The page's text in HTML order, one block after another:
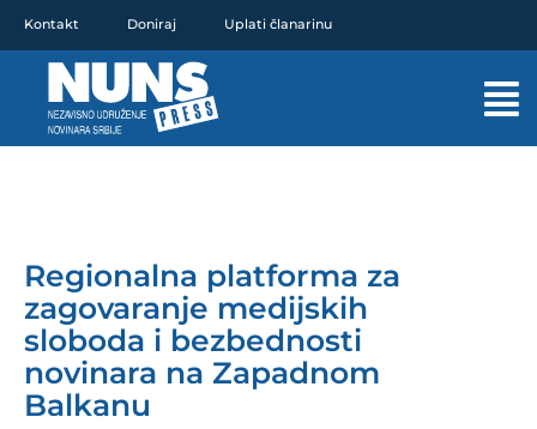
sadržaj
Kontakt Doniraj Uplati članarinu
Regionalna platforma za
zagovaranje medijskih
sloboda i bezbednosti
novinara na Zapadnom
Balkanu